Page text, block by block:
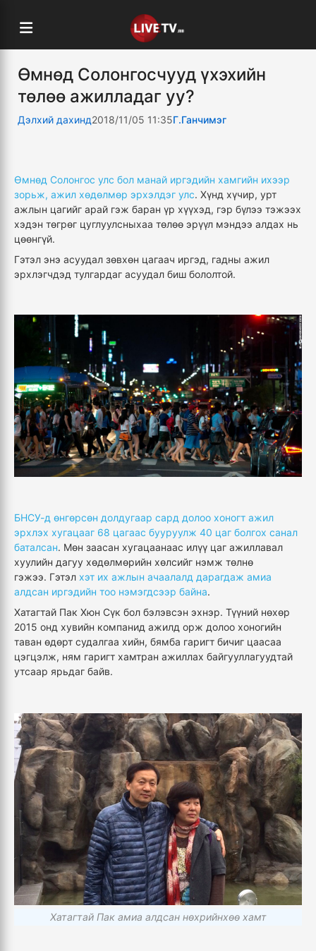
Өмнөд Солонгосчууд үхэхийн
төлөө ажилладаг уу?
Дэлхий дахинд2018/11/05 11:35Г.Ганчимэг
Өмнөд Солонгос улс бол манай иргэдийн хамгийн ихээр
зорьж, ажил хөдөлмөр эрхэлдэг улс. Хүнд хүчир, урт
ажлын цагийг арай гэж баран үр хүүхэд, гэр бүлээ тэжээх
хэдэн төгрөг цуглуулсныхаа төлөө эрүүл мэндээ алдах нь
цөөнгүй.
Гэтэл энэ асуудал зөвхөн цагаач иргэд, гадны ажил
эрхлэгчдэд тулгардаг асуудал биш бололтой.
БНСУ-д өнгөрсөн долдугаар сард долоо хоногт ажил
эрхлэх хугацааг 68 цагаас бууруулж 40 цаг болгох санал
баталсан. Мөн заасан хугацаанаас илүү цаг ажиллавал
хуулийн дагуу хөдөлмөрийн хөлсийг нэмж төлнө
гэжээ. Гэтэл хэт их ажлын ачаалалд дарагдаж амиа
алдсан иргэдийн тоо нэмэгдсээр байна.
Хатагтай Пак Хюн Сүк бол бэлэвсэн эхнэр. Түүний нөхөр
2015 онд хувийн компанид ажилд орж долоо хоногийн
таван өдөрт судалгаа хийн, бямба гаригт бичиг цаасаа
цэгцэлж, ням гаригт хамтран ажиллах байгууллагуудтай
утсаар ярьдаг байв.
Хатагтай Пак амиа алдсан нөхрийнхөө хамт